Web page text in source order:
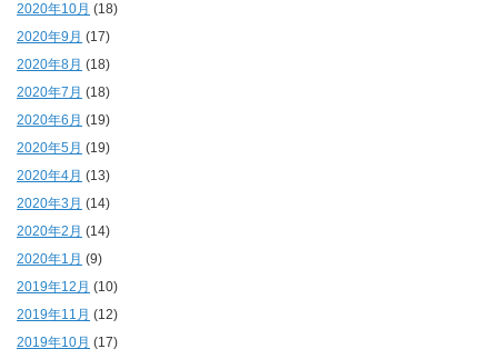
2020年10月 (18)
2020年9月 (17)
2020年8月 (18)
2020年7月 (18)
2020年6月 (19)
2020年5月 (19)
2020年4月 (13)
2020年3月 (14)
2020年2月 (14)
2020年1月 (9)
2019年12月 (10)
2019年11月 (12)
2019年10月 (17)